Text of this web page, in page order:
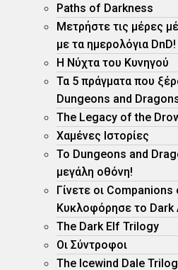
Paths of Darkness
Μετρήστε τις μέρες
με τα ημερολόγια DnD!
H Νύχτα του Κυνηγού
Τα 5 πράγματα που
Dungeons and
The Legacy of the
Χαμένες Ιστορίες
Το Dungeons and
μεγάλη οθόνη!
Γίνετε οι
Κυκλοφόρησε το Dark
The Dark Elf Trilogy
Οι Σύντροφοι
The Icewind Dale